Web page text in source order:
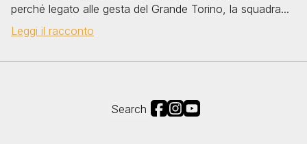
perché legato alle gesta del Grande Torino, la squadra...
Leggi il racconto
Search